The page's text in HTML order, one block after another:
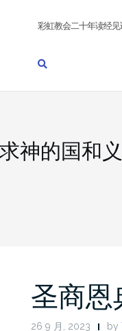
彩虹教会二十年读经见
神的国和义
圣商恩
26 9 月, 2023 by